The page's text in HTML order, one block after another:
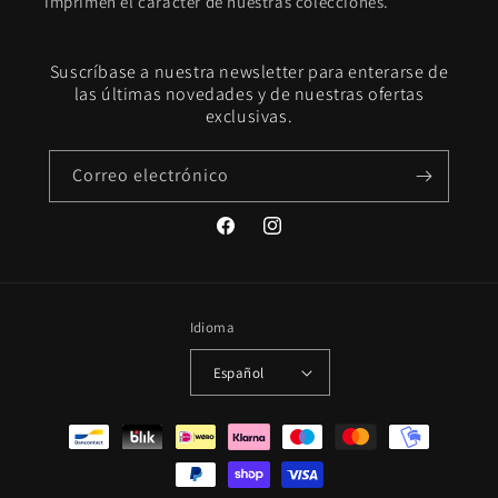
Suscríbase a nuestra newsletter para enterarse de
las últimas novedades y de nuestras ofertas
exclusivas.
Correo electrónico
FacebookInstagram
Idioma
Español
Formas